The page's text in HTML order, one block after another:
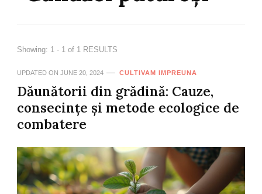
Showing: 1 - 1 of 1 RESULTS
UPDATED ON JUNE 20, 2024 CULTIVAM IMPREUNA
Dăunătorii din grădină: Cauze,
consecințe și metode ecologice de
combatere